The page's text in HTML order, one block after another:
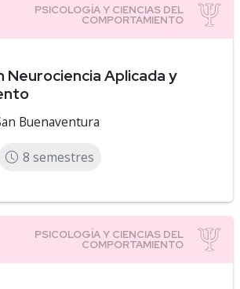
Neurociencia Aplicada y
Buenaventura
8 semestres